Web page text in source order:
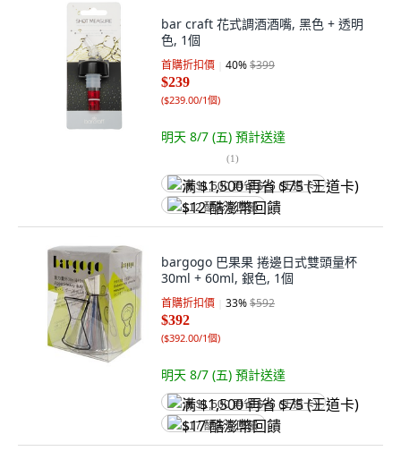
bar craft 花式調酒酒嘴, 黑色 + 透明
色, 1個
首購折扣價 40%$399
$239
($239.00/1個)
明天 8/7 (五) 預計送達
(1)
满 $1,500 再省 $75 (王道卡)
$12 酷澎幣回饋
bargogo 巴果果 捲邊日式雙頭量杯
30ml + 60ml, 銀色, 1個
首購折扣價 33%$592
$392
($392.00/1個)
明天 8/7 (五) 預計送達
满 $1,500 再省 $75 (王道卡)
$17 酷澎幣回饋